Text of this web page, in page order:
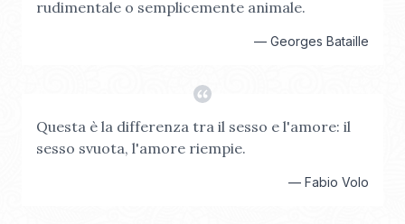
rudimentale o semplicemente animale.
— Georges Bataille
Questa è la differenza tra il sesso e l'amore: il
sesso svuota, l'amore riempie.
— Fabio Volo